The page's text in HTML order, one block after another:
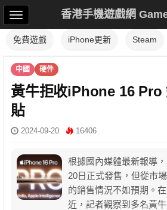
香港手機遊戲網
免費遊戲 iPhone更新 Steam
中國 硬件
黃牛拒收iPhone 16 Pro
貼
2024-09-20 16406
根據國內媒體最新報導
20日正式發售，但從市
的銷售情況不如預期。
近，記者觀察到多名黃